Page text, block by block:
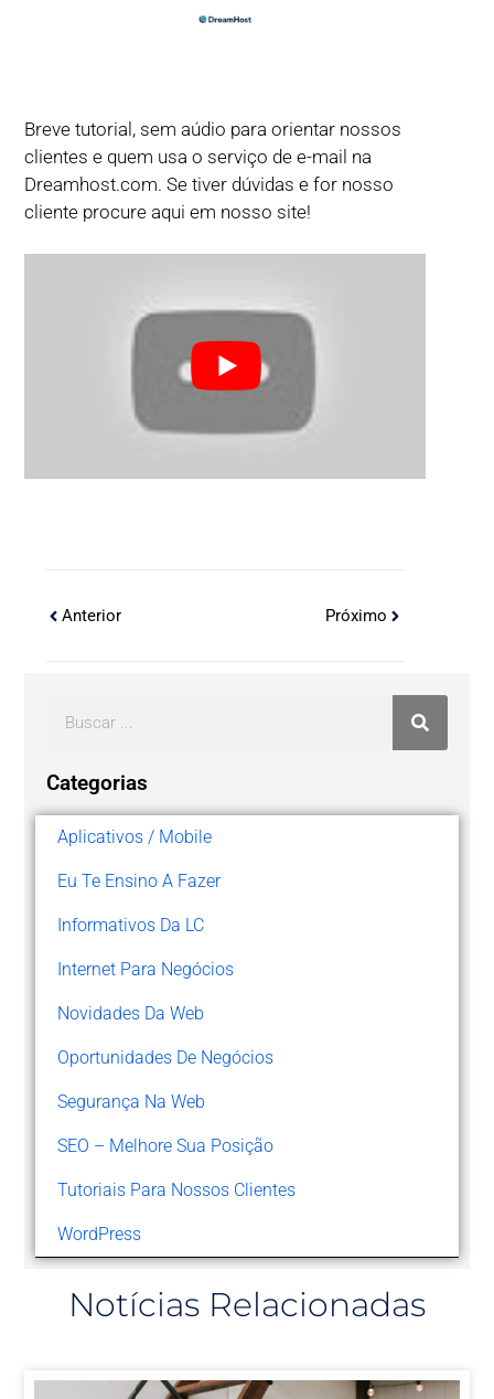
Breve tutorial, sem aúdio para orientar nossos
clientes e quem usa o serviço de e-mail na
Dreamhost.com. Se tiver dúvidas e for nosso
cliente procure aqui em nosso site!
Anterior Próximo
Categorias
Aplicativos / Mobile
Eu Te Ensino A Fazer
Informativos Da LC
Internet Para Negócios
Novidades Da Web
Oportunidades De Negócios
Segurança Na Web
SEO – Melhore Sua Posição
Tutoriais Para Nossos Clientes
WordPress
Notícias Relacionadas